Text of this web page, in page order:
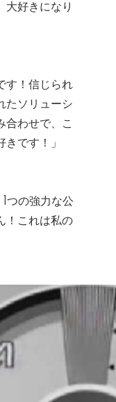
大好きになり
す！信じられ
たソリューシ
合わせで、こ
です！」
つの強力な公
！これは私の